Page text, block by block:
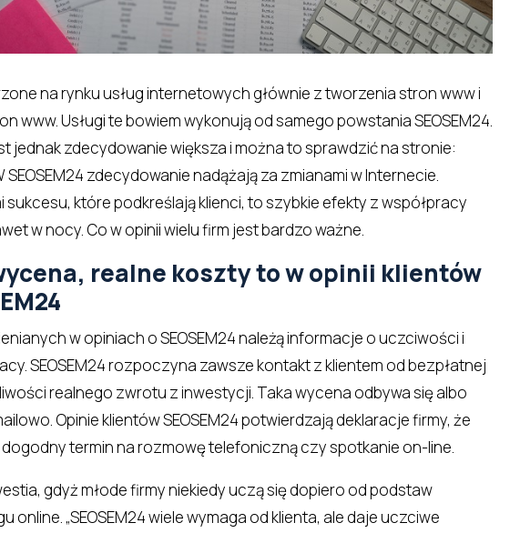
na rynku usług internetowych głównie z tworzenia stron www i
www. Usługi te bowiem wykonują od samego powstania SEOSEM24.
jednak zdecydowanie większa i można to sprawdzić na stronie:
SEOSEM24 zdecydowanie nadążają za zmianami w Internecie.
sukcesu, które podkreślają klienci, to szybkie efekty z współpracy
w nocy. Co w opinii wielu firm jest bardzo ważne.
realne koszty to w opinii klientów
w opiniach o SEOSEM24 należą informacje o uczciwości i
SEOSEM24 rozpoczyna zawsze kontakt z klientem od bezpłatnej
realnego zwrotu z inwestycji. Taka wycena odbywa się albo
Opinie klientów SEOSEM24 potwierdzają deklaracje firmy, że
termin na rozmowę telefoniczną czy spotkanie on-line.
gdyż młode firmy niekiedy uczą się dopiero od podstaw
online. „SEOSEM24 wiele wymaga od klienta, ale daje uczciwe